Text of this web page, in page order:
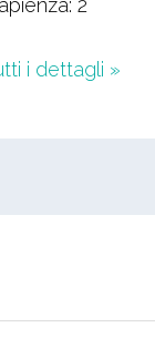
2
i dettagli »